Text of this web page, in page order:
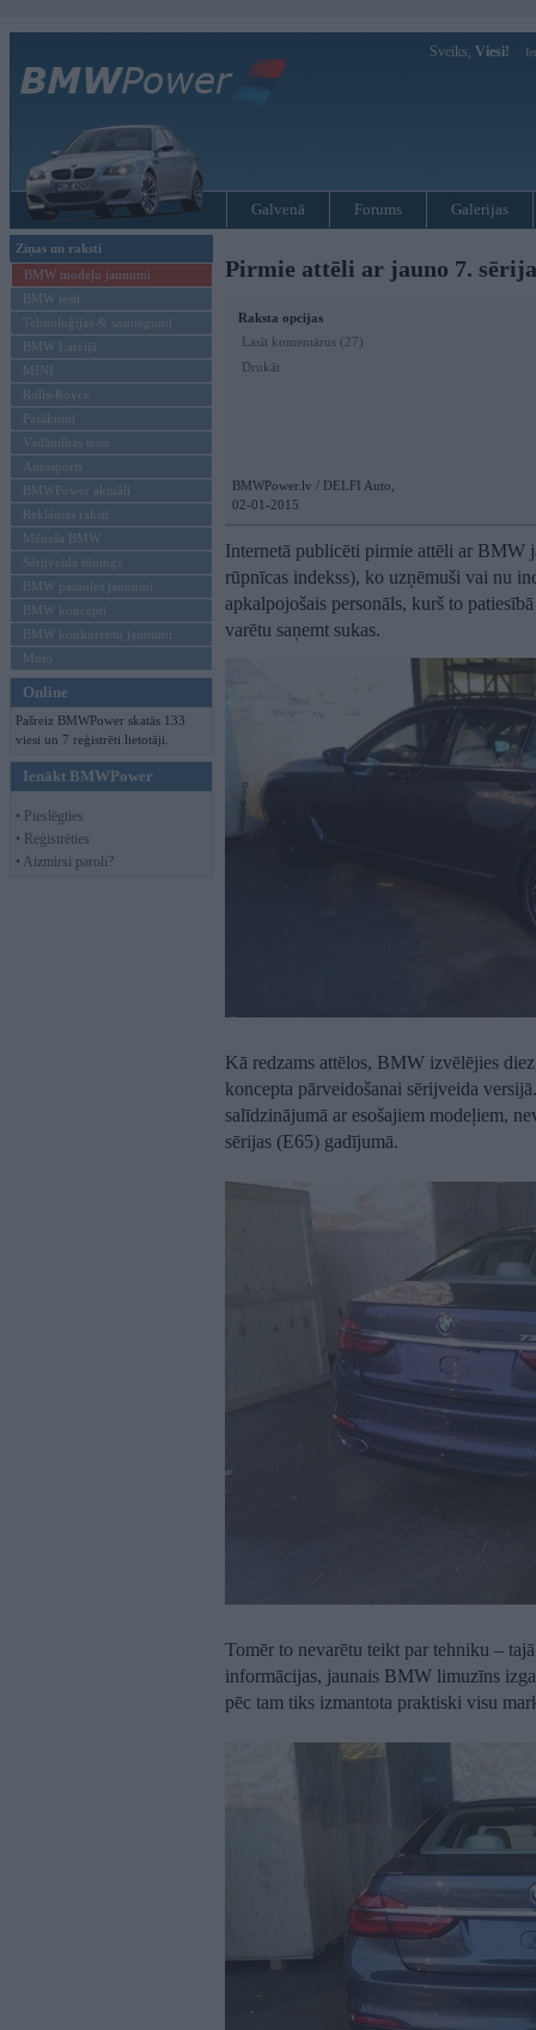
Sveiks, Viesi!
Galvenā Forums Galerijas
Ziņas un raksti
BMW modeļu jaunumi
BMW testi
Tehnoloģijas & sasniegumi
BMW Latvijā
MINI
Rolls-Royce
Pasākumi
Vadāmības tests
Autosports
BMWPower aktuāli
Reklāmas raksti
Mēneša BMW
Sērijveida tūnings
BMW pasaules jaunumi
BMW koncepti
BMW konkurentu jaunumi
Moto
Online
Pašreiz BMWPower skatās 133
viesi un 7 reģistrēti lietotāji.
Ienākt BMWPower
• Pieslēgties
• Reģistrēties
• Aizmirsi paroli?
Pirmie attēli ar jauno 7.
Raksta opcijas
Lasīt komentārus (27)
Drukāt
BMWPower.lv / DELFI Auto,
02-01-2015
Internetā publicēti pirmie attēli ar BMW
rūpnīcas indekss), ko uzņēmuši vai nu
apkalpojošais personāls, kurš to
varētu saņemt sukas.
Kā redzams attēlos, BMW izvēlējies
koncepta pārveidošanai sērijveida
salīdzinājumā ar esošajiem modeļiem,
sērijas (E65) gadījumā.
Tomēr to nevarētu teikt par tehniku –
informācijas, jaunais BMW limuzīns
pēc tam tiks izmantota praktiski visu